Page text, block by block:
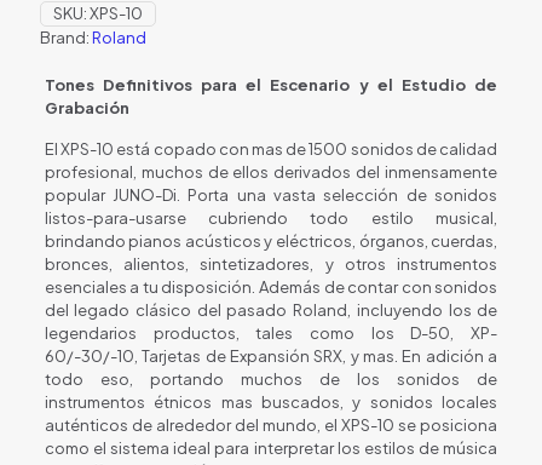
SKU:XPS-10
Brand:Roland
Tones Definitivos para el Escenario y el Estudio de
Grabación
El XPS-10 está copado con mas de 1500 sonidos de calidad
profesional, muchos de ellos derivados del inmensamente
popular JUNO-Di. Porta una vasta selección de sonidos
listos-para-usarse cubriendo todo estilo musical,
brindando pianos acústicos y eléctricos, órganos, cuerdas,
bronces, alientos, sintetizadores, y otros instrumentos
esenciales a tu disposición. Además de contar con sonidos
del legado clásico del pasado Roland, incluyendo los de
legendarios productos, tales como los D-50, XP-
60/-30/-10, Tarjetas de Expansión SRX, y mas. En adición a
todo eso, portando muchos de los sonidos de
instrumentos étnicos mas buscados, y sonidos locales
auténticos de alrededor del mundo, el XPS-10 se posiciona
como el sistema ideal para interpretar los estilos de música